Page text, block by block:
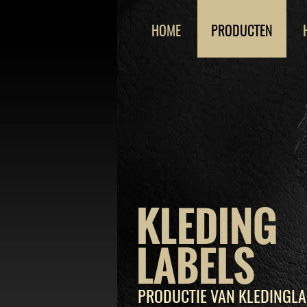
KLEDING
LABELS
PRODUCTIE VAN
HOME PRODUCTEN